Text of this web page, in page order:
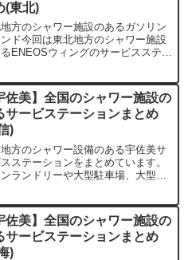
(東北)
方のシャワー施設のあるガソリン
ド今回は東北地方のシャワー施設
ENEOSウィングのサービスステー
利用したことがあるのではないでし
か。いざ利用しよ...
佐美】全国のシャワー施設の
サービステーションまとめ
)
方のシャワー設備のある宇佐美サ
ステーションをまとめています。
ランドリーや大型駐車場、大型洗
佐美】全国のシャワー施設の
サービステーションまとめ
)